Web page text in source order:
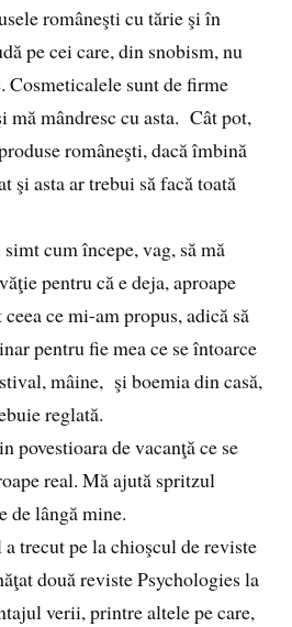
româneşti cu tărie şi în
pe cei care, din snobism, nu
Cosmeticalele sunt de firme
mă mândresc cu asta. Cât pot,
româneşti, dacă îmbină
şi asta ar trebui să facă toată
cum începe, vag, să mă
pentru că e deja, aproape
ce mi-am propus, adică să
pentru fie mea ce se întoarce
mâine, şi boemia din casă,
reglată.
povestioara de vacanţă ce se
real. Mă ajută spritzul
de lângă mine.
trecut pe la chioşcul de reviste
două reviste Psychologies la
verii, printre altele pe care,